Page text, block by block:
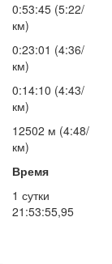
0:53:45 (5:22/
км)
0:23:01 (4:36/
км)
0:14:10 (4:43/
км)
12502 м (4:48/
км)
Время
1 сутки
21:53:55,95